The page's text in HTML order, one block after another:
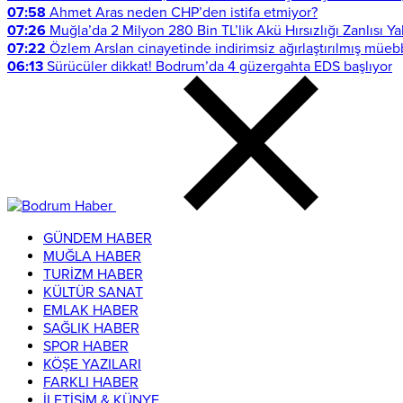
07:58 Ahmet Aras neden CHP’den istifa etmiyor?
07:26 Muğla’da 2 Milyon 280 Bin TL’lik Akü Hırsızlığı Zanlısı
07:22 Özlem Arslan cinayetinde indirimsiz ağırlaştırılmış
06:13 Sürücüler dikkat! Bodrum’da 4 güzergahta EDS başlıyor
GÜNDEM HABER
MUĞLA HABER
TURİZM HABER
KÜLTÜR SANAT
EMLAK HABER
SAĞLIK HABER
SPOR HABER
KÖŞE YAZILARI
FARKLI HABER